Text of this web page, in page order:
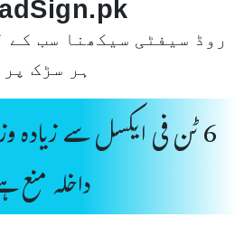
روڈ سیفٹی سیکھنا سب کے
ہر سڑک پر۔
6 ٹن فی ایکسل سے زیادہ
داخلہ منع